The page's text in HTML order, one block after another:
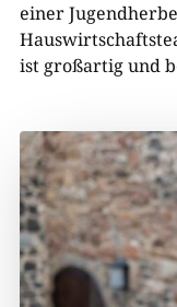
einer
ist großartig und